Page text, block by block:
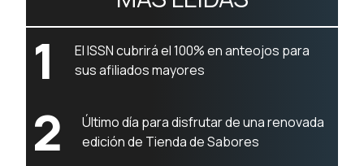
1
El ISSN cubrirá el 100% en anteojos para
sus afiliados mayores
2
Último día para disfrutar de una renovada
edición de Tienda de Sabores